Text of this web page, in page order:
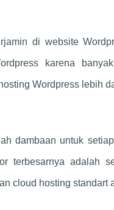
di website
karena
Wordpress lebih
dambaan untuk
terbesarnya adalah
cloud hosting standart